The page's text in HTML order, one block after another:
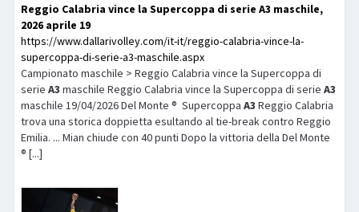
Reggio Calabria vince la Supercoppa di serieA3 maschile,
2026 aprile 19
https://www.dallarivolley.com/it-it/reggio-calabria-vince-la-
supercoppa-di-serie-a3-maschile.aspx
Campionato maschile > Reggio Calabria vince la Supercoppa di
serieA3 maschile Reggio Calabria vince la Supercoppa di serieA3
maschile 19/04/2026 Del Monte ® SupercoppaA3 Reggio Calabria
trova una storica doppietta esultando al tie-break contro Reggio
Emilia. ... Mian chiude con 40 punti Dopo la vittoria della Del Monte
® [...]